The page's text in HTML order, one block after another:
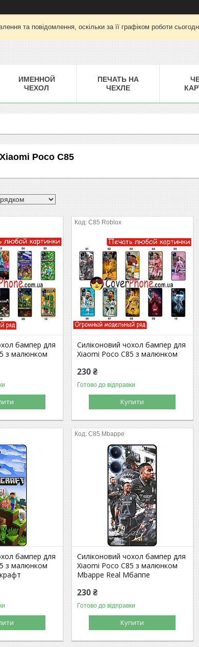
та повідомлення, оскільки за її графіком роботи
ИМЕННОЙ
ЧЕХОЛ
ПЕЧАТЬ НА
ЧЕХЛЕ
Poco C85
бампер для
з малюнком
C85 Roblox
Силіконовий чохол бампер для
Xiaomi Poco C85 з малюнком
230 ₴
Готово до відправки
Купити
бампер для
з малюнком
C85 Mbappe
Силіконовий чохол бампер для
Xiaomi Poco C85 з малюнком
Mbappe Real Мбаппе
230 ₴
Готово до відправки
Купити